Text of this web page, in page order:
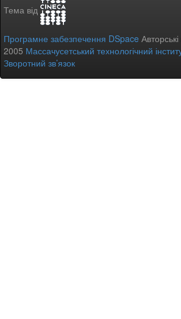
Тема від
Програмне забезпечення DSpace
2005 Массачусетський технологічний
Зворотний зв’язок